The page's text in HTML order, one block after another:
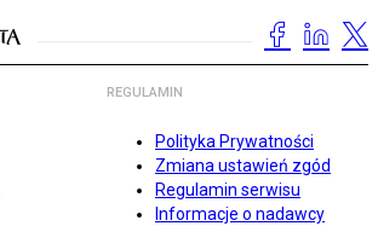
REGULAMIN
Polityka Prywatności
Zmiana ustawień zgód
Regulamin serwisu
Informacje o nadawcy